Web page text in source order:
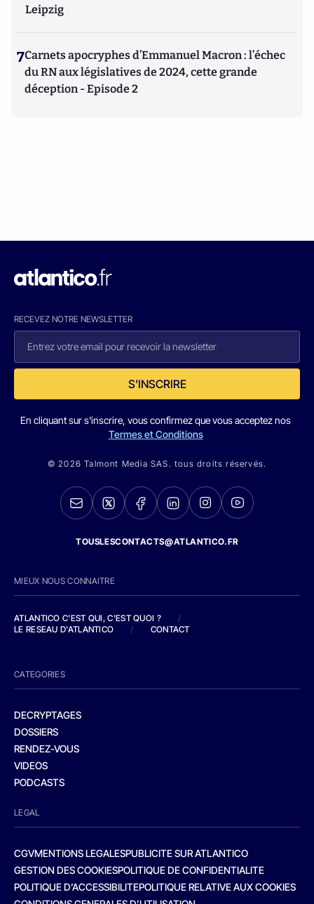
Leipzig
7Carnets apocryphes d’Emmanuel Macron : l’échec
du RN aux législatives de 2024, cette grande
déception - Episode 2
RECEVEZ NOTRE NEWSLETTER
S'INSCRIRE
En cliquant sur s'inscrire, vous confirmez que vous acceptez nos
Termes et Conditions
© 2026 Talmont Media SAS. tous droits réservés.
TOUSLESCONTACTS@ATLANTICO.FR
MIEUX NOUS CONNAITRE
ATLANTICO C'EST QUI, C'EST QUOI ?
/
LE RESEAU D'ATLANTICO
/ CONTACT
CATEGORIES
DECRYPTAGES
DOSSIERS
RENDEZ-VOUS
VIDEOS
PODCASTS
LEGAL
CGVMENTIONS LEGALESPUBLICITE SUR ATLANTICO
GESTION DES COOKIESPOLITIQUE DE CONFIDENTIALITE
POLITIQUE D’ACCESSIBILITEPOLITIQUE RELATIVE AUX COOKIES